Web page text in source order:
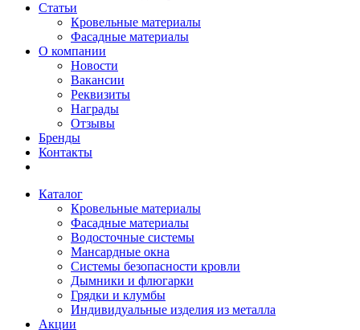
Статьи
Кровельные материалы
Фасадные материалы
О компании
Новости
Вакансии
Реквизиты
Награды
Отзывы
Бренды
Контакты
Каталог
Кровельные материалы
Фасадные материалы
Водосточные системы
Мансардные окна
Системы безопасности кровли
Дымники и флюгарки
Грядки и клумбы
Индивидуальные изделия из металла
Акции